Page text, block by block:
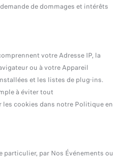
de dommages et intérêts
votre Adresse IP, la
ou à votre Appareil
et les listes de plug-ins.
à éviter tout
cookies dans notre Politique en
par Nos Événements ou